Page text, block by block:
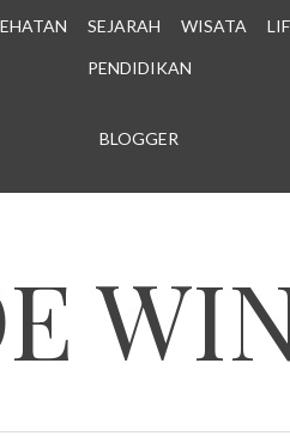
SEJARAH WISATA
PENDIDIKAN
BLOGGER